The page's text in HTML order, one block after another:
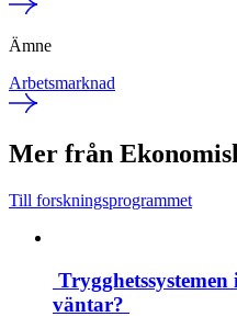
Ämne
Arbetsmarknad
Mer från
Till forskningsprogrammet
väntar?